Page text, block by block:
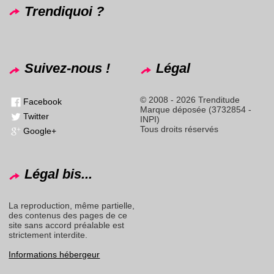
Trendiquoi ?
Suivez-nous !
Facebook
Twitter
Google+
Légal
© 2008 - 2026 Trenditude
Marque déposée (3732854 -
INPI)
Tous droits réservés
Légal bis...
La reproduction, même partielle,
des contenus des pages de ce
site sans accord préalable est
strictement interdite.
Informations hébergeur